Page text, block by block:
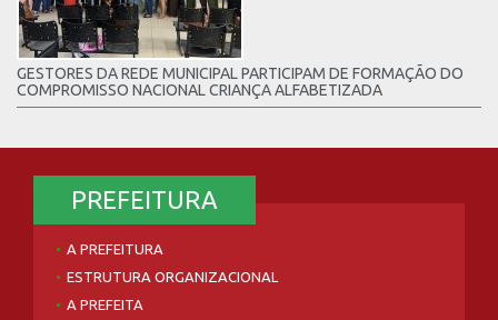
GESTORES DA REDE MUNICIPAL PARTICIPAM DE FORMAÇÃO DO
COMPROMISSO NACIONAL CRIANÇA ALFABETIZADA
PREFEITURA
A PREFEITURA
ESTRUTURA ORGANIZACIONAL
A PREFEITA